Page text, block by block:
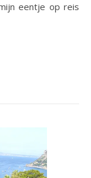
eentje op reis